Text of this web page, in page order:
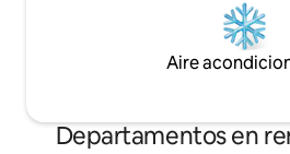
Aire
Departamentos en